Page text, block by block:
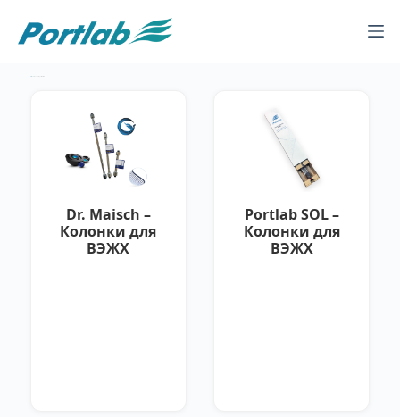
Dr. Maisch –
Колонки для
ВЭЖХ
Portlab SOL –
Колонки для
ВЭЖХ